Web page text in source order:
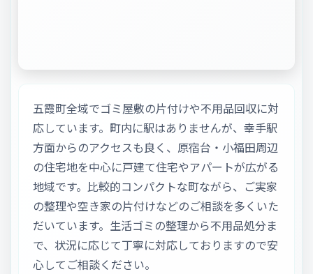
五霞町全域でゴミ屋敷の片付けや不用品回収に対
応しています。町内に駅はありませんが、幸手駅
方面からのアクセスも良く、原宿台・小福田周辺
の住宅地を中心に戸建て住宅やアパートが広がる
地域です。比較的コンパクトな町ながら、ご実家
の整理や空き家の片付けなどのご相談を多くいた
だいています。生活ゴミの整理から不用品処分ま
で、状況に応じて丁寧に対応しておりますので安
心してご相談ください。